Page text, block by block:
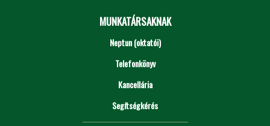
MUNKATÁRSAKNAK
Neptun (oktatói)
Telefonkönyv
Kancellária
Segítségkérés